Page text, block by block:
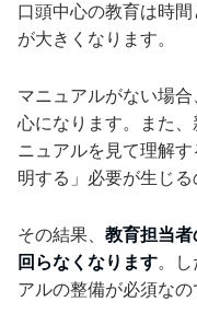
口頭中心の教育は時
が大きくなります。
マニュアルがない場
心になります。また
ニュアルを見て理解
明する」必要が生じる
その結果、 教育担当
回らなくなります。
アルの整備が必須なの